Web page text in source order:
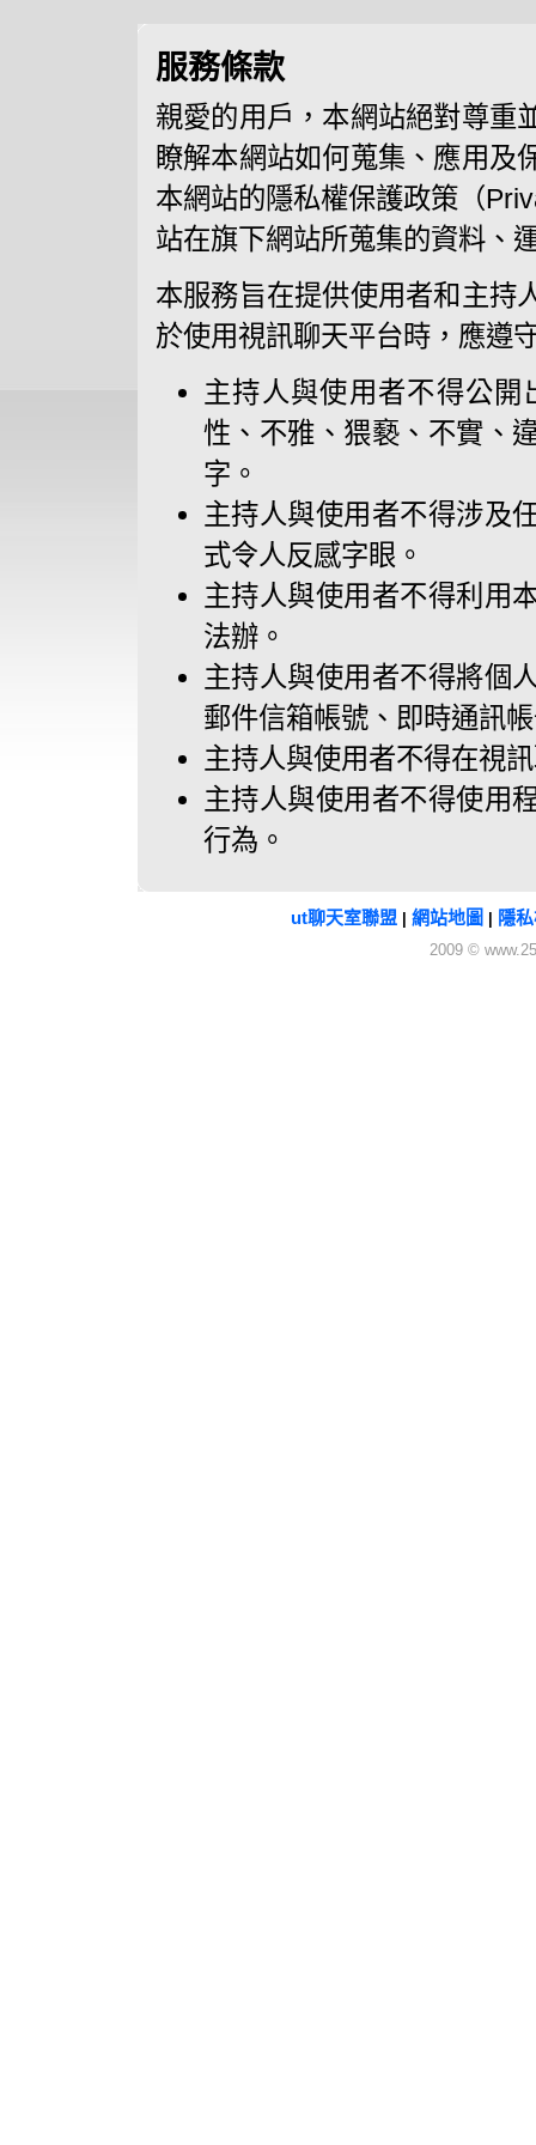
服務條款
親愛的用戶，本網站絕對尊重
瞭解本網站如何蒐集、應用及
本網站的隱私權保護政策（
站在旗下網站所蒐集的資料、
本服務旨在提供使用者和主持
於使用視訊聊天平台時，應遵
主持人與使用者不得公
性、不雅、猥褻、不實、
字。
主持人與使用者不得涉及
式令人反感字眼。
主持人與使用者不得利用
法辦。
主持人與使用者不得將個
郵件信箱帳號、即時通訊
主持人與使用者不得在視
主持人與使用者不得使用
行為。
ut聊天室聯盟 網站地圖 隱
2009 ©